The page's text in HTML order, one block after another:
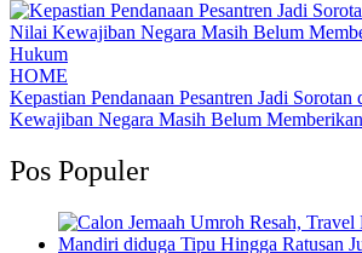
HOME
Kepastian Pendanaan Pesantren Jadi
Kewajiban Negara Masih Belum
Pos Populer